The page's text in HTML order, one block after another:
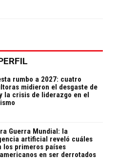
rumbo a 2027: cuatro
midieron el desgaste de
la crisis de liderazgo en el
Guerra Mundial: la
artificial reveló cuáles
los primeros países
en ser derrotados